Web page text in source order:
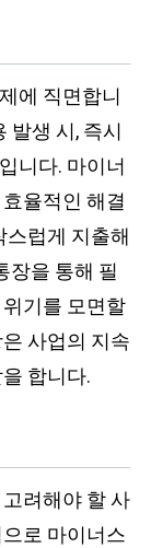
에 직면합니
발생 시, 즉시
니다. 마이너
율적인 해결
스럽게 지출해
장을 통해 필
기를 모면할
사업의 지속
합니다.
려해야 할 사
로 마이너스